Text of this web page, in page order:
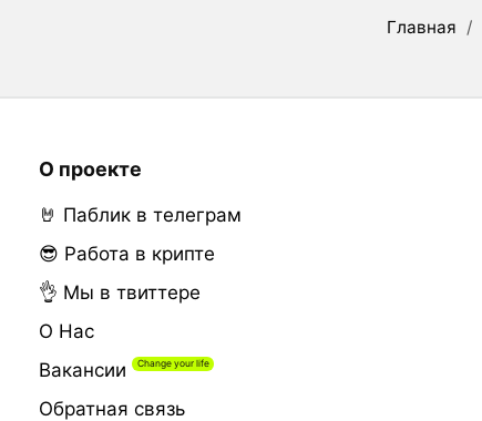
Главная /
О проекте
🤘 Паблик в телеграм
😎 Работа в крипте
👌 Мы в твиттере
О Нас
Вакансии
Обратная связь